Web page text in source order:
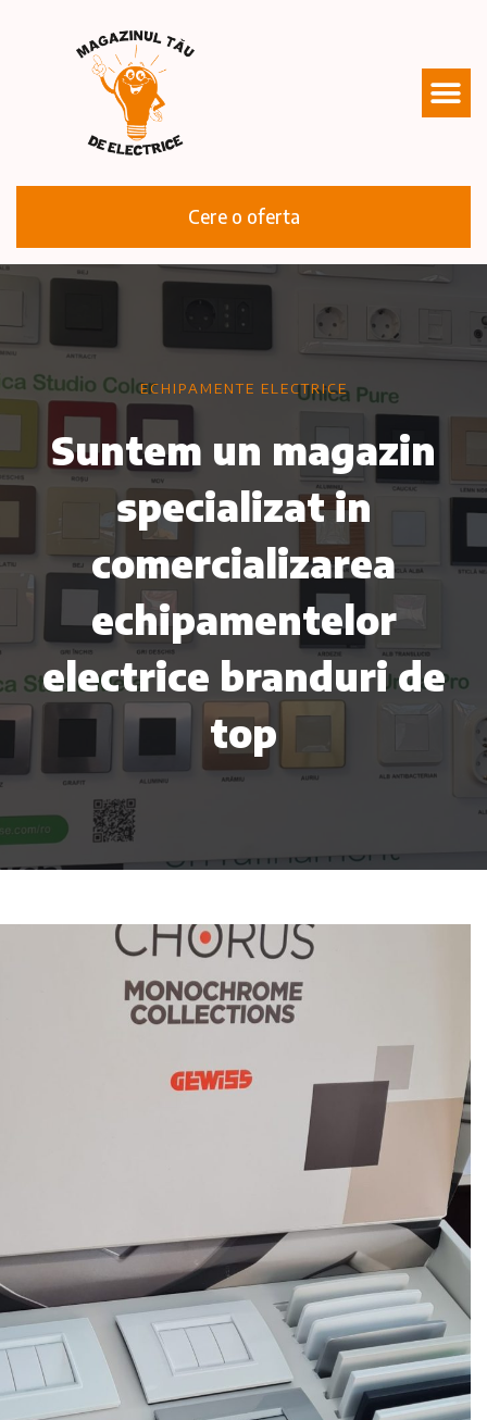
Cere o oferta
ECHIPAMENTE ELECTRICE
Suntem un magazin
specializat in
comercializarea
echipamentelor
electrice branduri de
top